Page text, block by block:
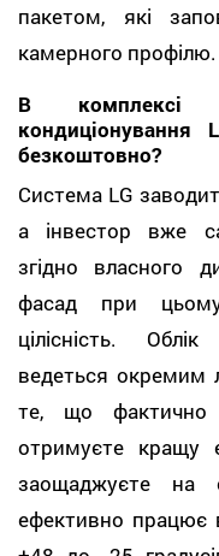
пакетом, які
камерного профілю.
В комплексі
безкоштовно?
Система LG
а інвестор вже
згідно власного
фасад при цьому
цілісність.
ведеться окремим
те, що фактично
отримуєте кращу
заощаджуєте на
ефективно працює